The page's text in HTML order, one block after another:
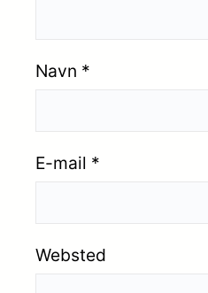
Navn *
E-mail *
Websted